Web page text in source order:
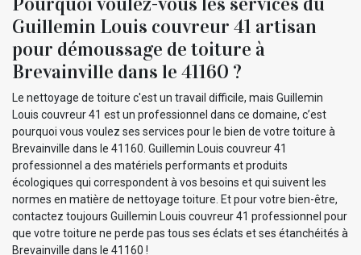
Guillemin Louis couvreur 41 artisan
pour démoussage de toiture à
Brevainville dans le 41160 ?
Le nettoyage de toiture c'est un travail difficile, mais Guillemin
Louis couvreur 41 est un professionnel dans ce domaine, c’est
pourquoi vous voulez ses services pour le bien de votre toiture à
Brevainville dans le 41160. Guillemin Louis couvreur 41
professionnel a des matériels performants et produits
écologiques qui correspondent à vos besoins et qui suivent les
normes en matière de nettoyage toiture. Et pour votre bien-être,
contactez toujours Guillemin Louis couvreur 41 professionnel pour
que votre toiture ne perde pas tous ses éclats et ses étanchéités à
Brevainville dans le 41160 !